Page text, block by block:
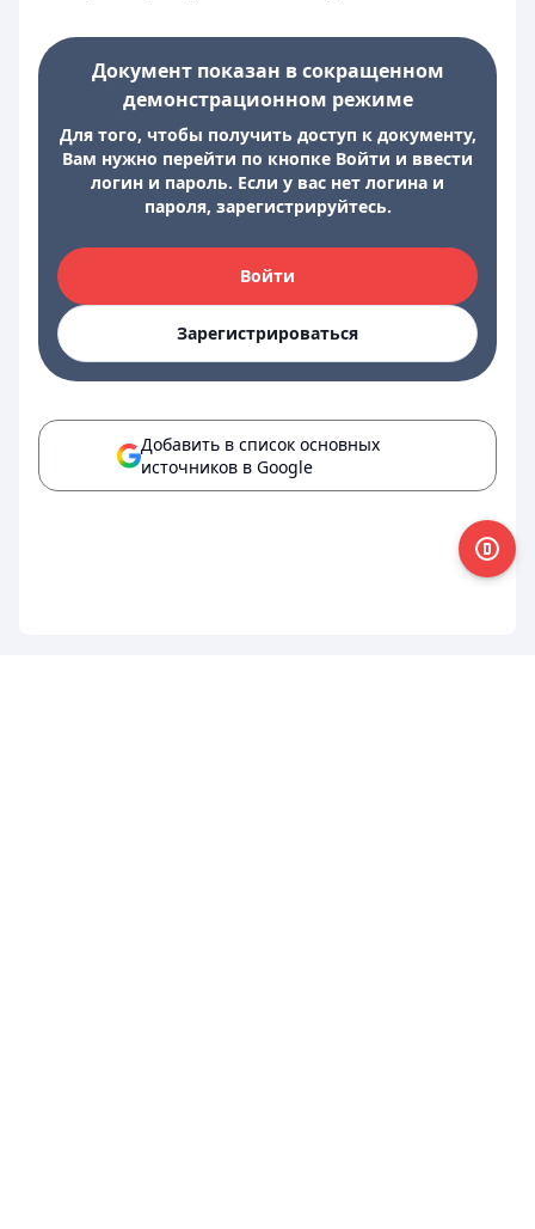
Документ показан в сокращенном
демонстрационном режиме
Для того, чтобы получить доступ к документу,
Вам нужно перейти по кнопке Войти и ввести
логин и пароль. Если у вас нет логина и
пароля, зарегистрируйтесь.
Войти
Зарегистрироваться
Добавить в список основных
источников в Google